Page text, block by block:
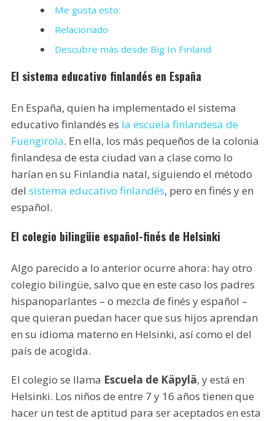
Me gusta esto:
Relacionado
Descubre más desde Big In Finland
El sistema educativo finlandés en España
En España, quien ha implementado el sistema
educativo finlandés es la escuela finlandesa de
Fuengirola. En ella, los más pequeños de la colonia
finlandesa de esta ciudad van a clase como lo
harían en su Finlandia natal, siguiendo el método
del sistema educativo finlandés, pero en finés y en
español.
El colegio bilingüie español-finés de Helsinki
Algo parecido a lo anterior ocurre ahora: hay otro
colegio bilingüe, salvo que en este caso los padres
hispanoparlantes – o mezcla de finés y español –
que quieran puedan hacer que sus hijos aprendan
en su idioma materno en Helsinki, así como el del
país de acogida.
El colegio se llama Escuela de Käpylä, y está en
Helsinki. Los niños de entre 7 y 16 años tienen que
hacer un test de aptitud para ser aceptados en esta